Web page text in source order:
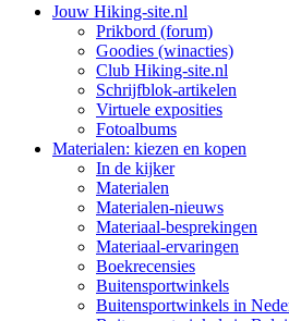
Jouw Hiking-site.nl
Prikbord (forum)
Goodies (winacties)
Club Hiking-site.nl
Schrijfblok-artikelen
Virtuele exposities
Fotoalbums
Materialen: kiezen en kopen
In de kijker
Materialen
Materialen-nieuws
Materiaal-besprekingen
Materiaal-ervaringen
Boekrecensies
Buitensportwinkels
Buitensportwinkels in